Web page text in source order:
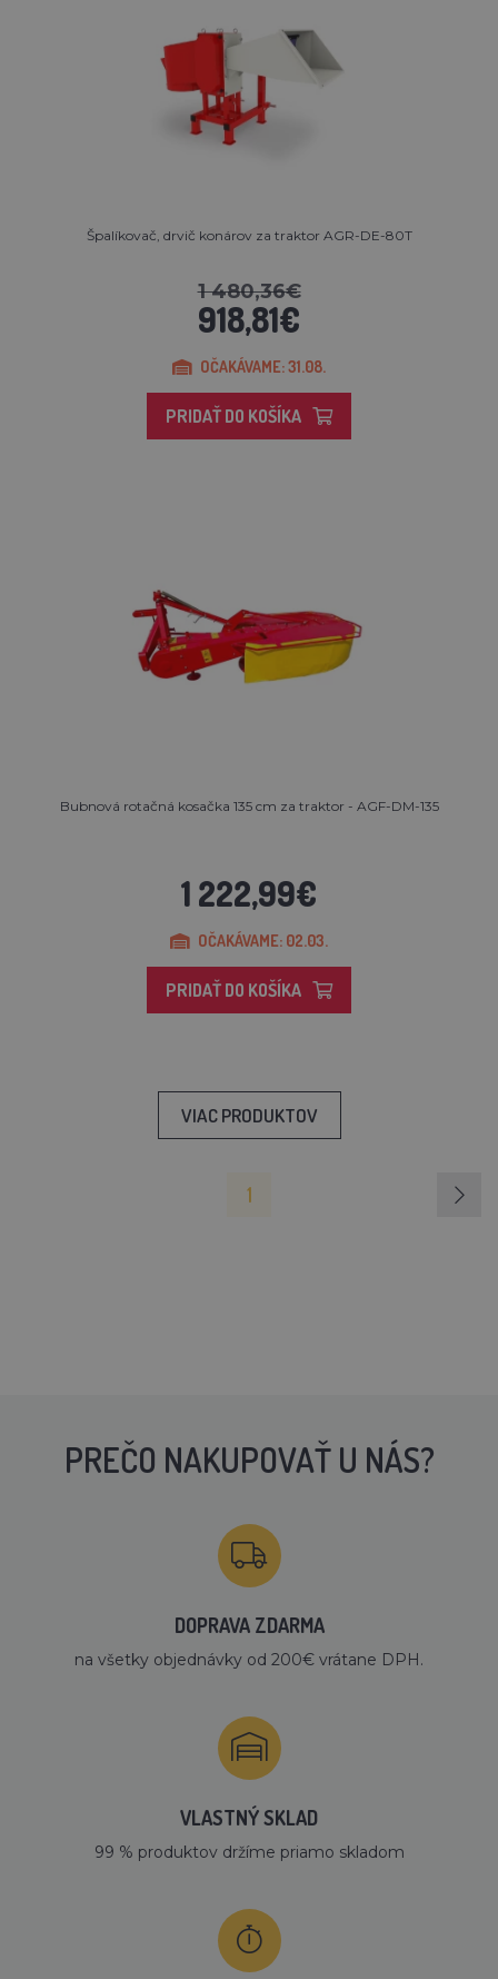
Špalíkovač, drvič konárov za traktor AGR-DE-80T
1 480,36€
918,81€
OČAKÁVAME: 31.08.
PRIDAŤ DO KOŠÍKA
Bubnová rotačná kosačka 135 cm za traktor - AGF-DM-135
1 222,99€
OČAKÁVAME: 02.03.
PRIDAŤ DO KOŠÍKA
VIAC PRODUKTOV
1
PREČO NAKUPOVAŤ U NÁS?
DOPRAVA ZDARMA
na všetky objednávky od 200€ vrátane DPH.
VLASTNÝ SKLAD
99 % produktov držíme priamo skladom